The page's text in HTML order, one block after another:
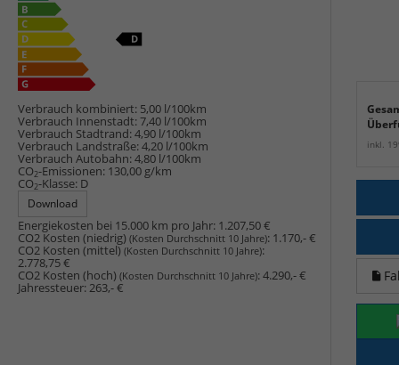
inkl.
Verbrauch kombiniert: 5,00 l/100km
Verbrauch Innenstadt:7,40 l/100km
Verbrauch Stadtrand:4,90 l/100km
Verbrauch Landstraße:4,20 l/100km
Verbrauch Autobahn:4,80 l/100km
CO2-Emissionen: 130,00 g/km
CO2-Klasse: D
Download
Energiekosten bei 15.000 km pro Jahr: 1.207,50 €
CO2 Kosten (niedrig)(Kosten Durchschnitt 10 Jahre): 1.170,- €
CO2 Kosten (mittel)(Kosten Durchschnitt 10 Jahre):
2.778,75 €
CO2 Kosten (hoch)(Kosten Durchschnitt 10 Jahre):4.290,- €
Jahressteuer:263,- €